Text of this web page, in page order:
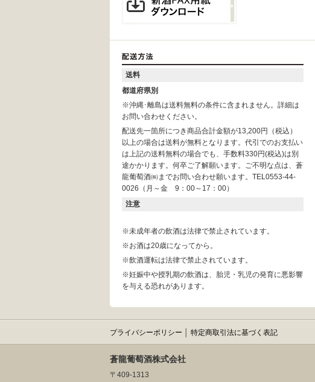
送料
都道府県別
※沖縄･離島は送料無料の条件に含まれません。詳細は
お問い合わせください。
配送先一箇所につき商品合計金額が13,200円（税込）
以上の場合は送料が無料となります。代引でのお支払い
は上記の送料無料の場合でも、手数料330円(税込)は別
途かかります。何卒ご了解願います。ご不明な点は、蒼
龍葡萄酒㈱までお問い合わせ願います。TEL0553-44-
0026（月～金 9：00～17：00）
注意
※未成年者の飲酒は法律で禁止されています。
※お酒は20歳になってから。
※飲酒運転は法律で禁止されています。
※妊娠中や授乳期の飲酒は、胎児・乳児の発育に悪影響
を与える恐れがあります。
プライバシーポリシー 特定商取引法に基づく表記
蒼龍葡萄酒株式会社
〒409-1313